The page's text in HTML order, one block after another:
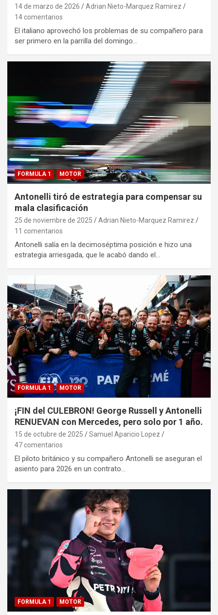
14 de marzo de 2026
Adrian Nieto-Marquez Ramirez
14 comentarios
El italiano aprovechó los problemas de su compañero para
ser primero en la parrilla del domingo…
FORMULA 1 MOTOR
Antonelli tiró de estrategia para compensar su
mala clasificación
25 de noviembre de 2025
Adrian Nieto-Marquez Ramirez
11 comentarios
Antonelli salía en la decimoséptima posición e hizo una
estrategia arriesgada, que le acabó dando el…
FORMULA 1 MOTOR
¡FIN del CULEBRON! George Russell y Antonelli
RENUEVAN con Mercedes, pero solo por 1 año.
15 de octubre de 2025
Samuel Aparicio Lopez
47 comentarios
El piloto británico y su compañero Antonelli se aseguran el
asiento para 2026 en un contrato…
FORMULA 1 MOTOR